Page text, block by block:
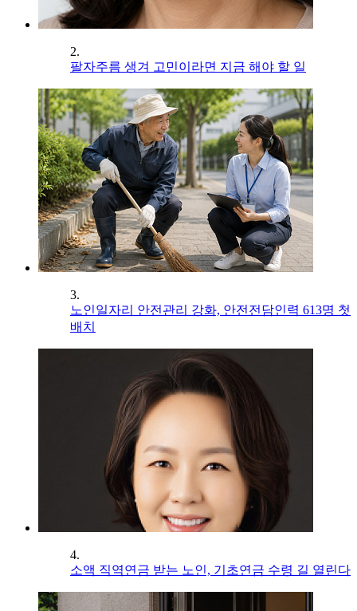
2.
팔자주름 생겨 고민이라면 지금 해야 할 일
3.
노인일자리 안전관리 강화, 안전전담인력 613명 첫
배치
4.
소액 직역연금 받는 노인, 기초연금 수령 길 열린다